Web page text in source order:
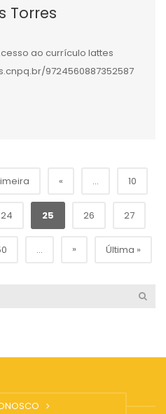
Torres
ao currículo lattes
9724560887352587
« ... 10
24 25 26 27
... » Última »